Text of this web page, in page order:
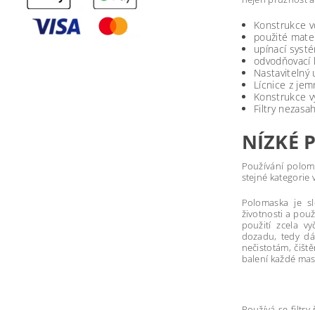
Konstrukce
použité
upínací
odvodňovací
Nastavitelný
Lícnice z
Konstrukce
Filtry
NÍZKÉ
Používání
stejné kategorie
Polomaska je
životnosti a
použití zcela
dozadu, tedy
nečistotám,
balení každé